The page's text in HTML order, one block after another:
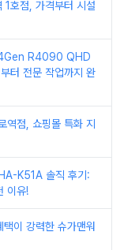
1호점, 가격부터 시설
R4090 QHD
터 전문 작업까지 완
역점, 쇼핑몰 특화 지
K51A 솔직 후기:
이유!
이 강력한 슈가맨워